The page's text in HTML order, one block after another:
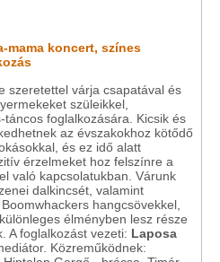
mama koncert, színes
szeretettel várja csapatával és
szüleikkel,
foglalkozására. Kicsik és
az évszakokhoz kötődő
és ez idő alatt
érzelmeket hoz felszínre a
való kapcsolatukban. Várunk
dalkincsét, valamint
hangcsövekkel,
élményben lesz része
A foglalkozást vezeti: Laposa
Közreműködnek: